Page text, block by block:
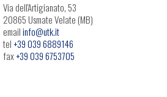
Via dell'Artigianato, 53
20865 Usmate Velate (MB)
emailinfo@utk.it
tel+39 039 6889146
fax+39 039 6753705